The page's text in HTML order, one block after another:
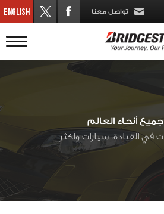
تواصل معنا
أنحاء العالم
في القيادة، سيارات وأكثر